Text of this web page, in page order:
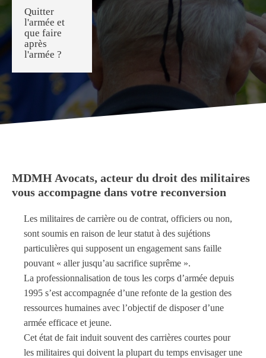
Quitter
l'armée et
que faire
après
l'armée ?
MDMH Avocats, acteur du droit des militaires
vous accompagne dans votre reconversion
Les militaires de carrière ou de contrat, officiers ou non,
sont soumis en raison de leur statut à des sujétions
particulières qui supposent un engagement sans faille
pouvant « aller jusqu’au sacrifice suprême ».
La professionnalisation de tous les corps d’armée depuis
1995 s’est accompagnée d’une refonte de la gestion des
ressources humaines avec l’objectif de disposer d’une
armée efficace et jeune.
Cet état de fait induit souvent des carrières courtes pour
les militaires qui doivent la plupart du temps envisager une